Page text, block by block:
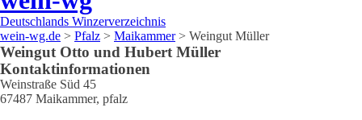
Deutschlands Winzerverzeichnis
wein-wg.de > Pfalz > Maikammer> Weingut Müller
Weingut Otto und Hubert Müller
Kontaktinformationen
Weinstraße Süd 45
67487 Maikammer, pfalz